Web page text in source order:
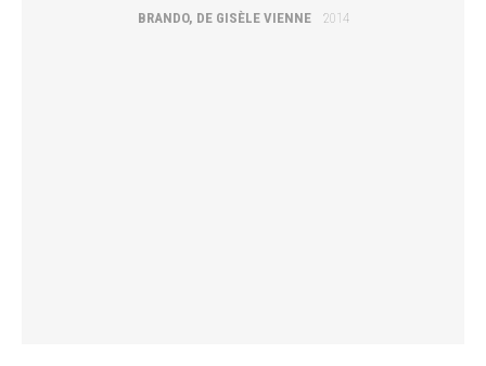
BRANDO, DE GISÈLE VIENNE
2014